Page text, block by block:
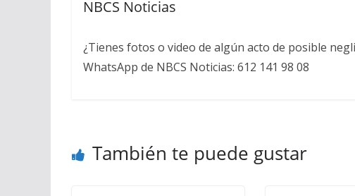
NBCS Noticias
¿Tienes fotos o video de algún acto de posible
WhatsApp de NBCS Noticias: 612 141 98 08
También te puede gustar